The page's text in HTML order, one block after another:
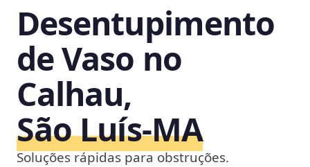
Desentupimento
de Vaso no
Calhau,
São Luís‑MA
Soluções rápidas para obstruções.